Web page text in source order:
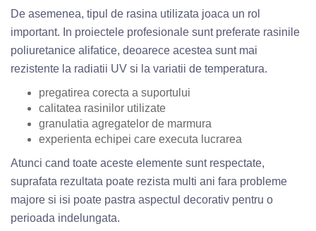
De asemenea, tipul de rasina utilizata joaca un rol
important. In proiectele profesionale sunt preferate rasinile
poliuretanice alifatice, deoarece acestea sunt mai
rezistente la radiatii UV si la variatii de temperatura.
pregatirea corecta a suportului
calitatea rasinilor utilizate
granulatia agregatelor de marmura
experienta echipei care executa lucrarea
Atunci cand toate aceste elemente sunt respectate,
suprafata rezultata poate rezista multi ani fara probleme
majore si isi poate pastra aspectul decorativ pentru o
perioada indelungata.